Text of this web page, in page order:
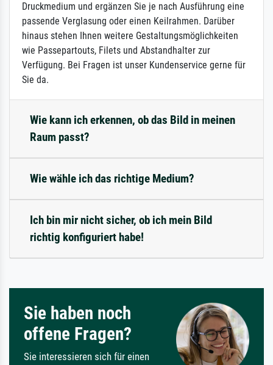
Druckmedium und ergänzen Sie je nach Ausführung eine
passende Verglasung oder einen Keilrahmen. Darüber
hinaus stehen Ihnen weitere Gestaltungsmöglichkeiten
wie Passepartouts, Filets und Abstandhalter zur
Verfügung. Bei Fragen ist unser Kundenservice gerne für
Sie da.
Wie kann ich erkennen, ob das Bild in meinen
Raum passt?
Wie wähle ich das richtige Medium?
Ich bin mir nicht sicher, ob ich mein Bild
richtig konfiguriert habe!
Sie haben noch
offene Fragen?
Sie interessieren sich für einen